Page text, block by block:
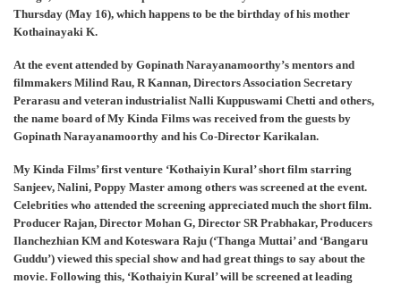
Thursday (May 16), which happens to be the birthday of his mother
Kothainayaki K.
At the event attended by Gopinath Narayanamoorthy’s mentors and
filmmakers Milind Rau, R Kannan, Directors Association Secretary
Perarasu and veteran industrialist Nalli Kuppuswami Chetti and others,
the name board of My Kinda Films was received from the guests by
Gopinath Narayanamoorthy and his Co-Director Karikalan.
My Kinda Films’ first venture ‘Kothaiyin Kural’ short film starring
Sanjeev, Nalini, Poppy Master among others was screened at the event.
Celebrities who attended the screening appreciated much the short film.
Producer Rajan, Director Mohan G, Director SR Prabhakar, Producers
Ilanchezhian KM and Koteswara Raju (‘Thanga Muttai’ and ‘Bangaru
Guddu’) viewed this special show and had great things to say about the
movie. Following this, ‘Kothaiyin Kural’ will be screened at leading